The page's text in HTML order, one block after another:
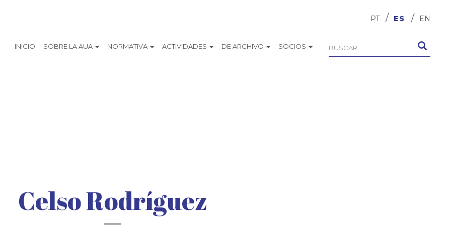
EN
ES
PT
INICIO SOBRE LA AUA NORMATIVA ACTIVIDADES DE ARCHIVO SOCIOS
Celso Rodríguez